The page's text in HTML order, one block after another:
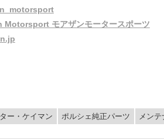
Motorsport モアザンモータースポーツ
ー・ケイマン ポルシェ純正パーツ メン